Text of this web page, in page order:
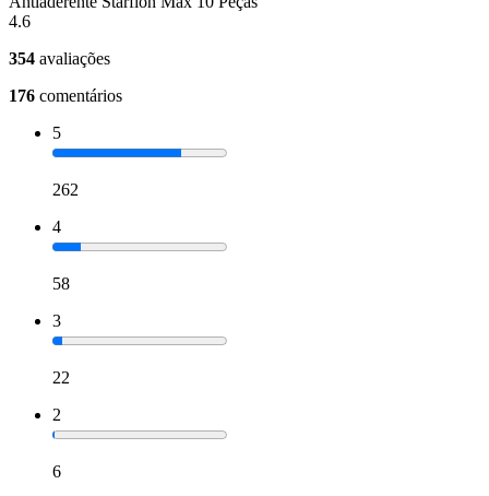
4.6
354 avaliações
176 comentários
5
262
4
58
3
22
2
6